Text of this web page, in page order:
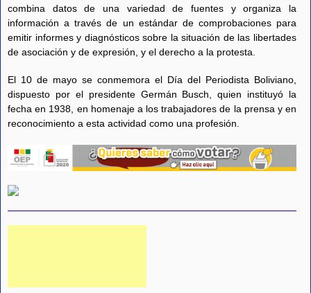
combina datos de una variedad de fuentes y organiza la
información a través de un estándar de comprobaciones para
emitir informes y diagnósticos sobre la situación de las libertades
de asociación y de expresión, y el derecho a la protesta.
El 10 de mayo se conmemora el Día del Periodista Boliviano,
dispuesto por el presidente Germán Busch, quien instituyó la
fecha en 1938, en homenaje a los trabajadores de la prensa y en
reconocimiento a esta actividad como una profesión.